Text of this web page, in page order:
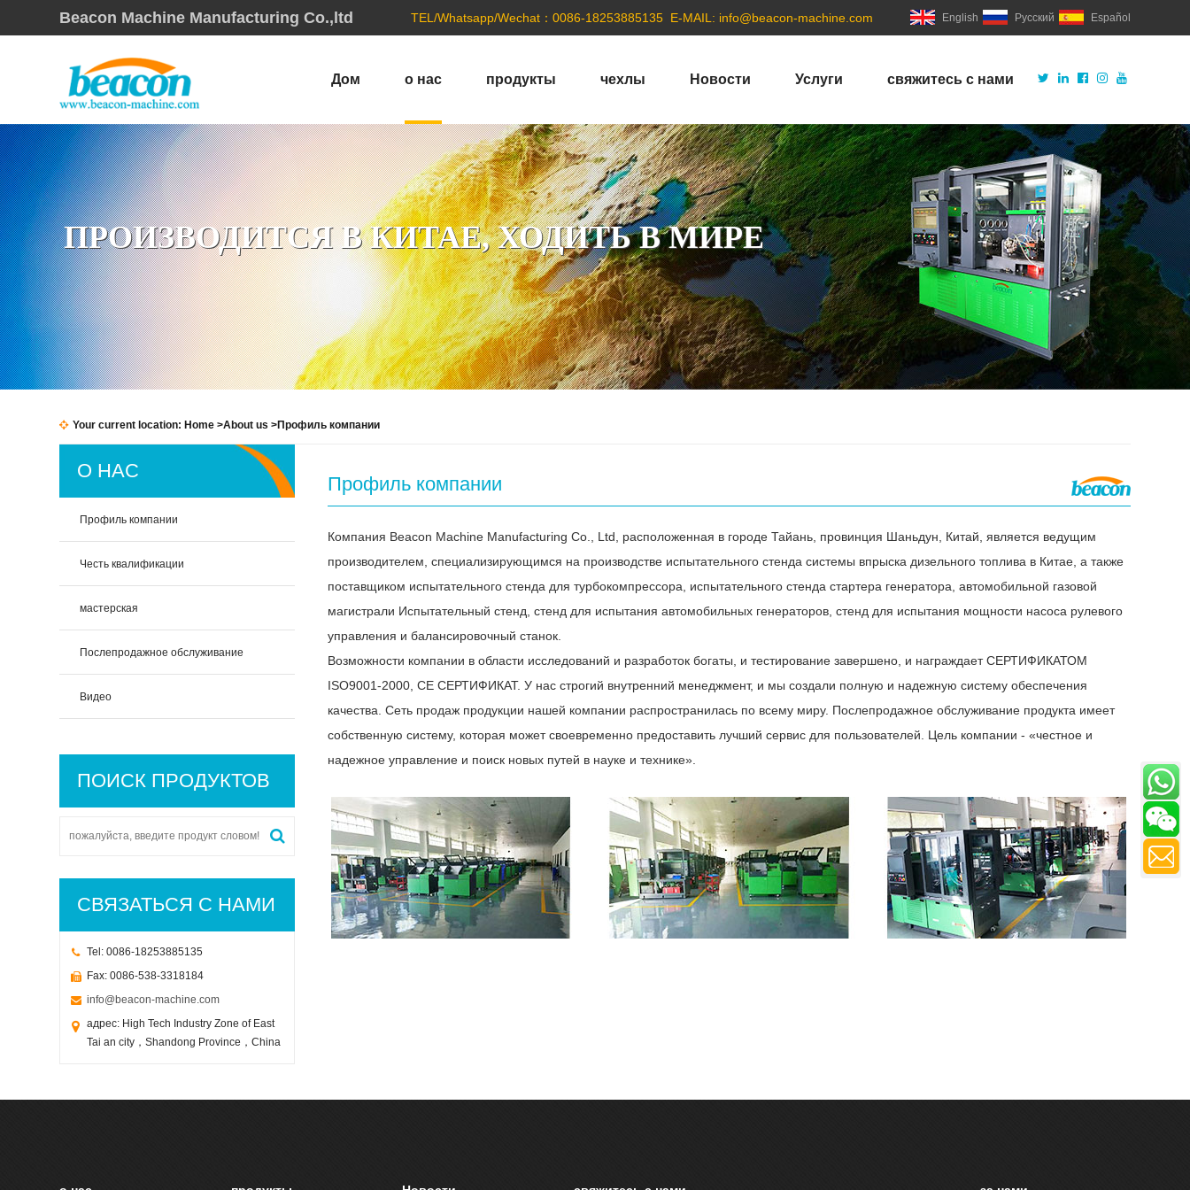
Beacon Machine Manufacturing Co.,ltd TEL/Whatsapp/Wechat：0086-18253885135 E-MAIL: info@beacon-machine.com English Русский Español
Дом о нас продукты чехлы Новости Услуги свяжитесь с нами
ПРОИЗВОДИТСЯ В КИТАЕ, ХОДИТЬ В МИРЕ
Your current location: Home >About us >Профиль компании
О НАС
Профиль компании
Честь квалификации
мастерская
Послепродажное обслуживание
Видео
ПОИСК ПРОДУКТОВ
СВЯЗАТЬСЯ С НАМИ
Tel: 0086-18253885135
Fax: 0086-538-3318184
info@beacon-machine.com
адрес: High Tech Industry Zone of East
Tai an city，Shandong Province，China
Профиль компании
Компания Beacon Machine Manufacturing Co., Ltd, расположенная в городе Тайань, провинция Шаньдун, Китай, является ведущим
производителем, специализирующимся на производстве испытательного стенда системы впрыска дизельного топлива в Китае, а также
поставщиком испытательного стенда для турбокомпрессора, испытательного стенда стартера генератора, автомобильной газовой
магистрали Испытательный стенд, стенд для испытания автомобильных генераторов, стенд для испытания мощности насоса рулевого
управления и балансировочный станок.
Возможности компании в области исследований и разработок богаты, и тестирование завершено, и награждает СЕРТИФИКАТОМ
ISO9001-2000, СЕ СЕРТИФИКАТ. У нас строгий внутренний менеджмент, и мы создали полную и надежную систему обеспечения
качества. Сеть продаж продукции нашей компании распространилась по всему миру. Послепродажное обслуживание продукта имеет
собственную систему, которая может своевременно предоставить лучший сервис для пользователей. Цель компании - «честное и
надежное управление и поиск новых путей в науке и технике».